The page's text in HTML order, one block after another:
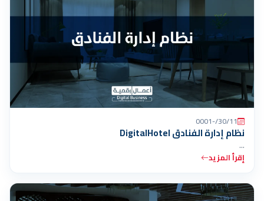
30/11/-0001
نظام إدارة الفنادق DigitalHotel
…
إقرأ المزيد